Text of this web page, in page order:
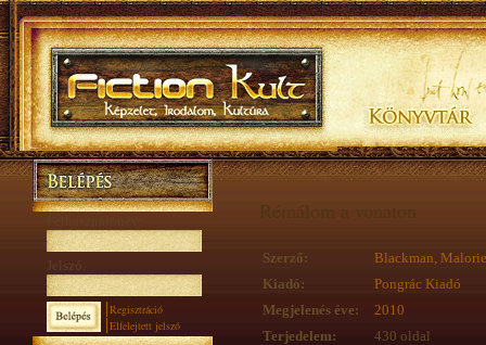
Jelszó:
Regisztráció
Elfelejtett jelszó
Rémálom a vonaton
Szerző:
Blackman, Malorie
Kiadó:
Pongrác Kiadó
Megjelenés éve:
2010
Terjedelem:
430 oldal